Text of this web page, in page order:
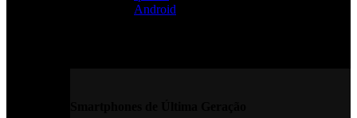
Android